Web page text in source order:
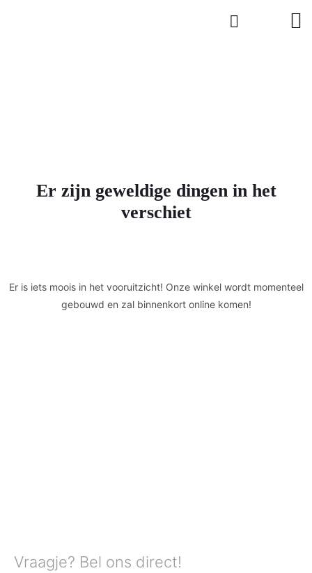
Er zijn geweldige dingen in het
verschiet
Er is iets moois in het vooruitzicht! Onze winkel wordt momenteel
gebouwd en zal binnenkort online komen!
Vraagje? Bel ons direct!